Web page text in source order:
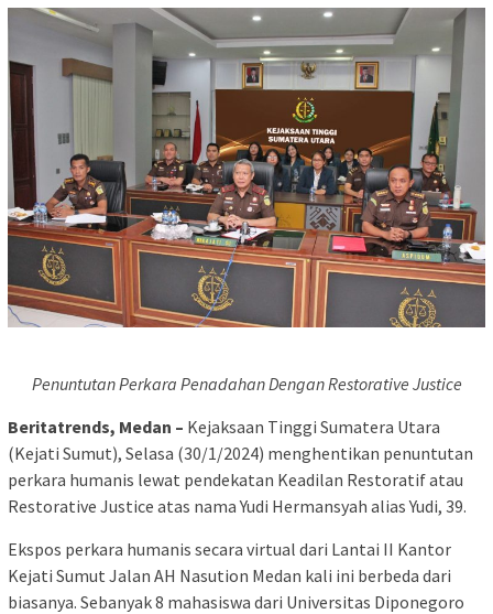
Penuntutan Perkara Penadahan Dengan Restorative Justice
Beritatrends, Medan – Kejaksaan Tinggi Sumatera Utara
(Kejati Sumut), Selasa (30/1/2024) menghentikan penuntutan
perkara humanis lewat pendekatan Keadilan Restoratif atau
Restorative Justice atas nama Yudi Hermansyah alias Yudi, 39.
Ekspos perkara humanis secara virtual dari Lantai II Kantor
Kejati Sumut Jalan AH Nasution Medan kali ini berbeda dari
biasanya. Sebanyak 8 mahasiswa dari Universitas Diponegoro